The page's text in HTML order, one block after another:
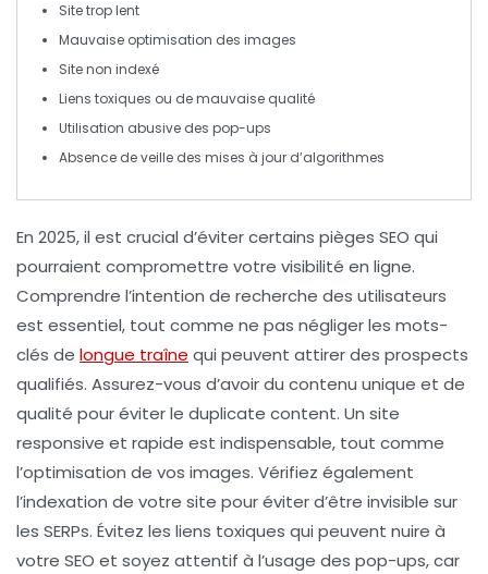
Site trop lent
Mauvaise optimisation des images
Site non indexé
Liens toxiques ou de mauvaise qualité
Utilisation abusive des pop-ups
Absence de veille des mises à jour d’algorithmes
En 2025, il est crucial d’éviter certains pièges SEO qui
pourraient compromettre votre visibilité en ligne.
Comprendre l’intention de recherche des utilisateurs
est essentiel, tout comme ne pas négliger les mots-
clés de longue traîne qui peuvent attirer des prospects
qualifiés. Assurez-vous d’avoir du contenu unique et de
qualité pour éviter le duplicate content. Un site
responsive et rapide est indispensable, tout comme
l’optimisation de vos images. Vérifiez également
l’indexation de votre site pour éviter d’être invisible sur
les SERPs. Évitez les liens toxiques qui peuvent nuire à
votre SEO et soyez attentif à l’usage des pop-ups, car